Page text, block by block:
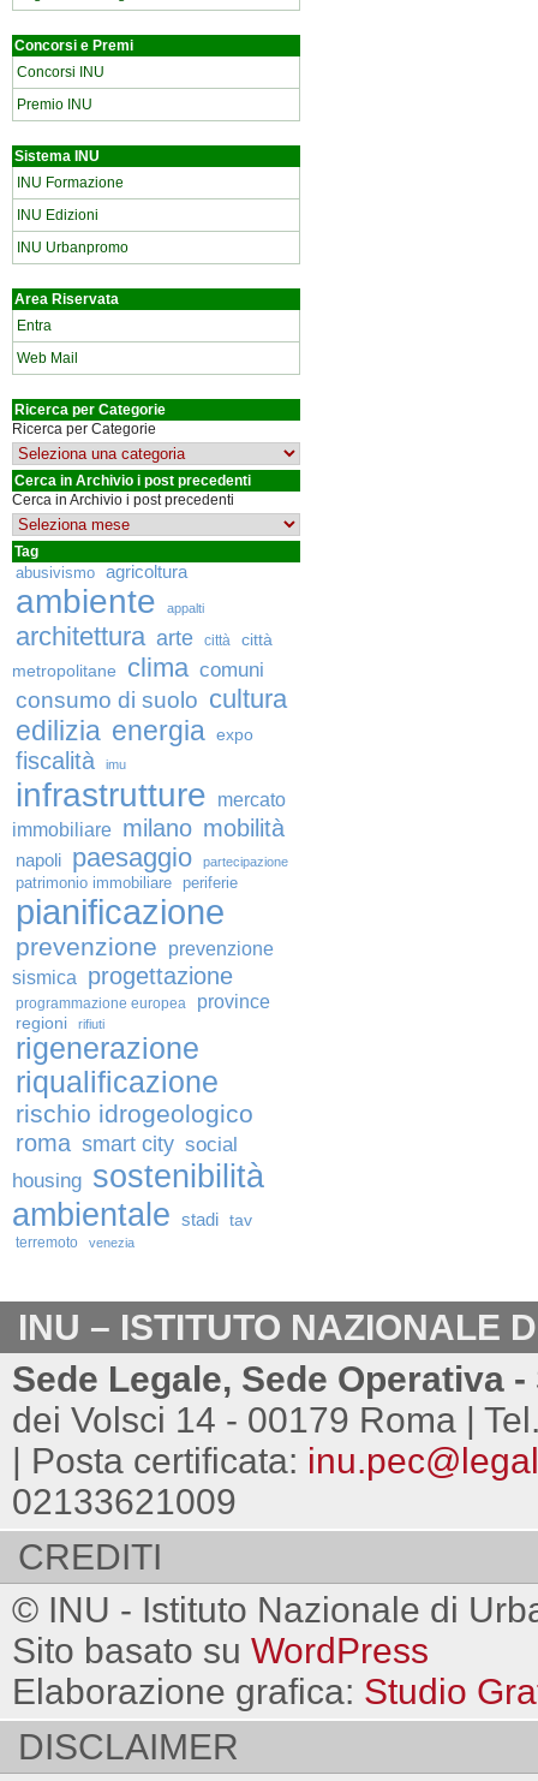
Concorsi e Premi
Concorsi INU
Premio INU
Sistema INU
INU Formazione
INU Edizioni
INU Urbanpromo
Area Riservata
Entra
Web Mail
Ricerca per Categorie
Ricerca per Categorie
Cerca in Archivio i post precedenti
Cerca in Archivio i post precedenti
Tag
abusivismo agricoltura
ambiente appalti
architettura arte città
città
metropolitane
clima comuni
consumo di suolo cultura
edilizia energia expo
fiscalità imu
infrastrutture
mercato
immobiliare milano mobilità
napoli paesaggio partecipazione
patrimonio immobiliare periferie
pianificazione
prevenzione
prevenzione
sismica
progettazione
programmazione europea province
regioni rifiuti
rigenerazione
riqualificazione
rischio idrogeologico
roma smart city social
housing sostenibilità
ambientale stadi tav
terremoto venezia
INU – ISTITUTO NAZIONALE
Sede Legale, Sede Operativa
dei Volsci 14 - 00179 Roma |
| Posta certificata:
02133621009
CREDITI
© INU - Istituto Nazionale di
Sito basato su WordPress
Elaborazione grafica: Studio
DISCLAIMER